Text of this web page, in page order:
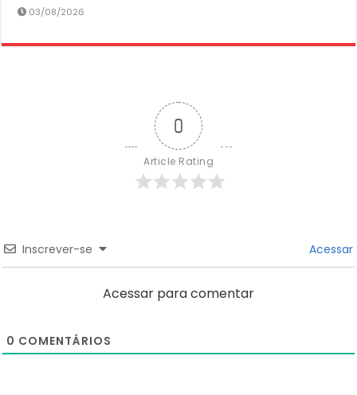
03/08/2026
0
Article Rating
Inscrever-se Acessar
Acessar para comentar
0 COMENTÁRIOS